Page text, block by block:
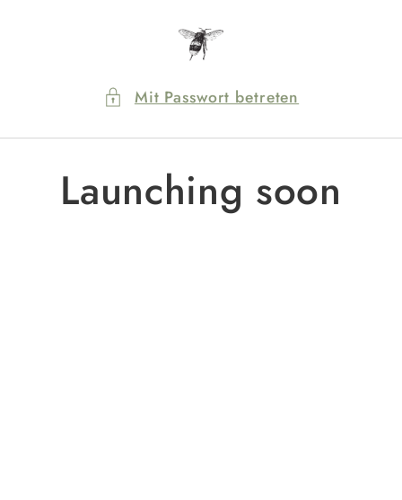
Mit Passwort betreten
Launching soon